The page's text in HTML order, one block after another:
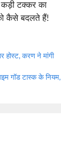
कड़ी टक्कर का
कैसे बदलते हैं!
होस्ट, करण ने मांगी
गॉड टास्क के नियम,